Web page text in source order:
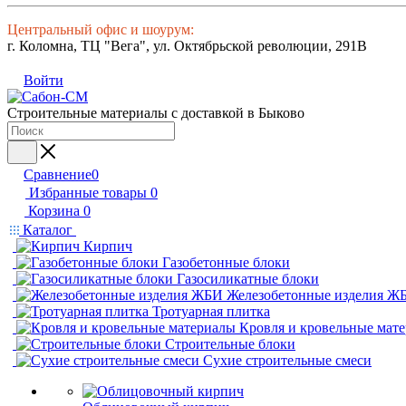
Центральный офис и шоурум:
г. Коломна, ТЦ "Вега", ул. Октябрьской революции, 291В
Войти
Строительные материалы с доставкой в Быково
Сравнение0
Избранные товары 0
Корзина 0
Каталог
Кирпич
Газобетонные блоки
Газосиликатные блоки
Железобетонные изделия
Тротуарная плитка
Кровля и кровельные
Строительные блоки
Сухие строительные смеси